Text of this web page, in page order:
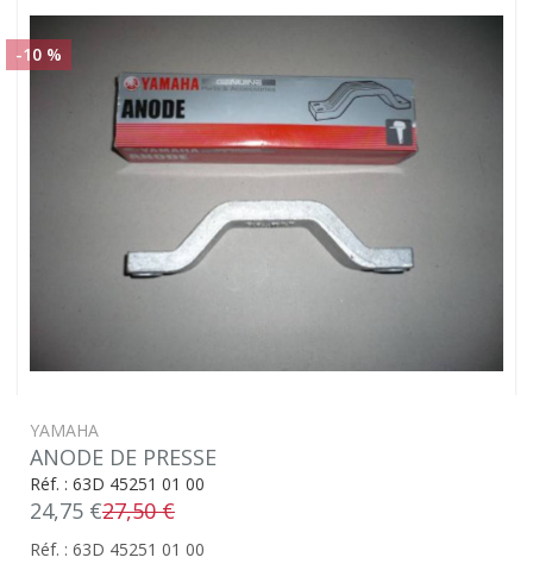
-10 %
YAMAHA
ANODE DE PRESSE
Réf. : 63D 45251 01 00
24,75 €27,50 €
Réf. : 63D 45251 01 00